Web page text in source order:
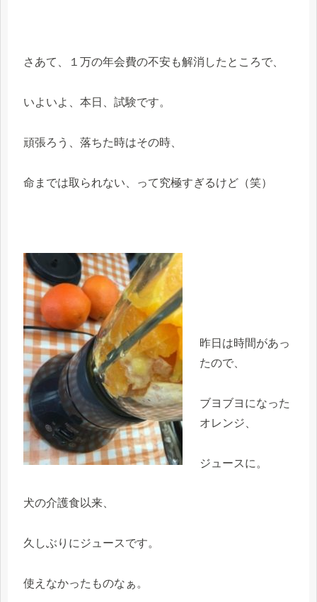
さあて、１万の年会費の不安も解消したところで、
いよいよ、本日、試験です。
頑張ろう、落ちた時はその時、
命までは取られない、って究極すぎるけど（笑）
昨日は時間があっ
たので、
ブヨブヨになった
オレンジ、
ジュースに。
犬の介護食以来、
久しぶりにジュースです。
使えなかったものなぁ。